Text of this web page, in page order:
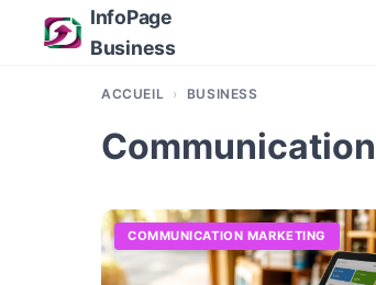
InfoPage
Business
ACCUEIL BUSINESS
COMMUNICATION MARKETING